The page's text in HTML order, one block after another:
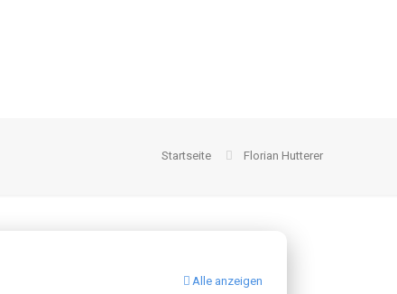
Startseite Florian Hutterer
Alle anzeigen